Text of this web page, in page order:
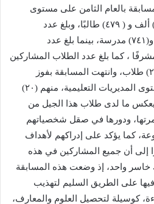
الدراسي ٢٠٢٤/٢٠٢٣ للمسابقة بالعام الثامن على مستوى
الجمهورية (١٦) مليون و (٦٥١) ألف و ( ٤٧٩) طالبًا، وبلغ عدد
المدارس المشاركة (۲۸) ألف و(٧٤١) مدرسة، بينما بلغ عدد
(۳۹) ألف و (۱۱۹) مشرفًا ، كما بلغ عدد الطلاب المشاركين
من ذوي الهمم (۳۱) ألف و(٢٠٦) طلاب، وانتهت المسابقة بفوز
(۱۱۸۳) طالبًا وطالبة على مستوى المديريات التعليمية، منهم (۲۰)
ما لدى طلاب هذا الجيل من
ودورها في صقل شخصياتهم
كما يؤكد على إدراكهم لأهداف
إلى أن جميع المشاركين في هذه
خاسر واحد، إذ وضعت هذه المسابقة
على الطريق السليم لتهذيب
كوسيلة لتحصيل العلوم والمعارف،